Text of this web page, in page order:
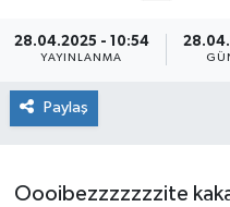
28.04.2025 - 10:54
YAYINLANMA
Paylaş
Oooibezzzzzzzite
Haber Arşivi